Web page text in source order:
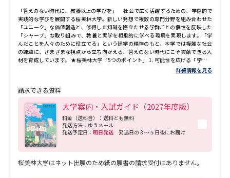
「答えのない時代に、教養以上の学びを」 社会で広く活躍するための、学際的で
実践的な学びを展開する桜美林大学。新しい発想で複数の専門分野を組み合わせた
「ユニーク」な価値創造と、修得した知識を際立たせる学群ごとの個性を反映した
「シャープ」な取り組みで、教養と実学を相乗的に学べる環境を実現します。「学
んだことを人々のために役立てる」という建学の精神のもと、本学では複雑な社会
の課題に、さまざまな視点から立ち向かえる、答えのない時代にこそ貢献できる人
材を育成しています。 ★桜美林大学「5つのポイント」 1. 可能性を広げる「学び」
のしくみ 桜美林大学には、人文・社会・自然の学問領域を超えて幅広く学びなが
ら専門性を高める「リベラルアーツ系」と夢や目標に向かって専門知識を学びスキ
「学群制」は、特定の分野だけではなく、隣接した学問分野を集め、1つの学群で関
連する分野を横断的に学ぶことを可能にします。この広い学問分野を柔軟に結びつ
け学ぶ制度が「メジャー・マイナー制度」です。一人ひとりの興味関心から「自分
の学び」をデザインすることを大切にしつつ、専門性を深めたり、広い視野を養う
ことが可能です。 2. 4年間一貫のサポート体制 各種学習相談をはじめ、学生寮の
運営、国際学生の生活サポート、就職活動支援ボランティア、オープンキャンパス
でのイベント企画……桜美林大学には、教職員と学生が一体となって活動するコミ
ュニティがたくさんあります。「大人」から一方的に支援されるのではなく、教職
員、あるいは先輩・後輩やゼミ生と交流しながらさまざまなサポートが受けられま
す。大学と学生がともに支え合う体制が整備されているのです。 3. グローバル交流
詳細情報を見る
請求できる資料
大学案内・入試ガイド（2027年度版）
料金（送料含）：送料とも無料
発送方法：ゆうメール
発送予定日： 明日発送 発送日の３～５日後にお届け
桜美林大学はネット出願のため紙の願書の請求受付はありません。